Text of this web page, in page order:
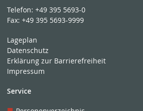
Telefon:+49 395 5693-0
Fax:+49 395 5693-9999
Lageplan
Datenschutz
Erklärung zur Barrierefreiheit
Impressum
Service